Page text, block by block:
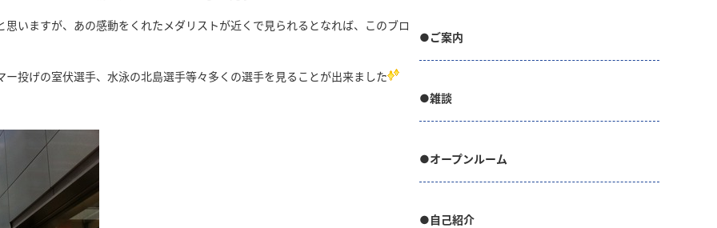
いますが、あの感動をくれたメダリストが近くで見られるとなれば、このブロ
投げの室伏選手、水泳の北島選手等々多くの選手を見ることが出来ました
●ご案内
●雑談
●オープンルーム
●自己紹介